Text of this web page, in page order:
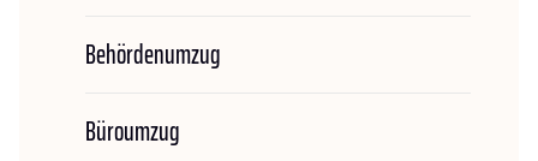
Behördenumzug
Büroumzug